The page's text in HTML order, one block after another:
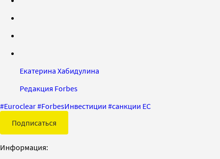
Екатерина Хабидулина
Редакция Forbes
#Euroclear#ForbesИнвестиции #санкции ЕС
Подписаться
Информация: